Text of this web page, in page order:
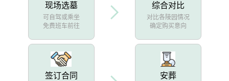
现场选墓
可自驾或乘坐
免费班车前往
综合对比
对比各陵园情况
确定购买意向
签订合同 安葬